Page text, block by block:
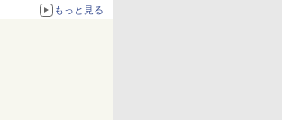
もっと見る